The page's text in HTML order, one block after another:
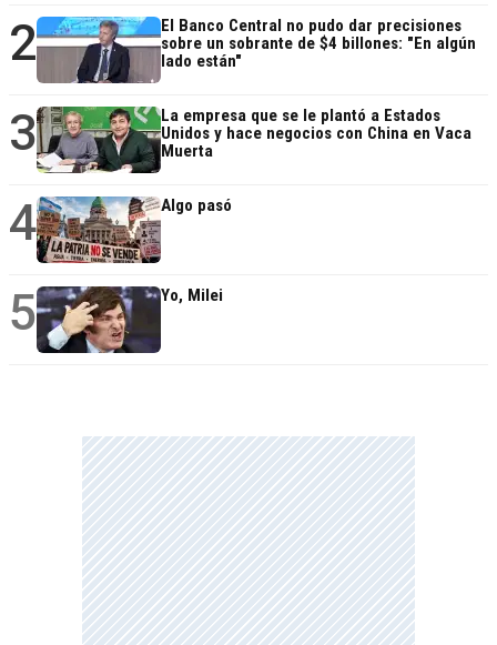
2
El Banco Central no pudo dar precisiones
sobre un sobrante de $4 billones: "En algún
lado están"
3
La empresa que se le plantó a Estados
Unidos y hace negocios con China en Vaca
Muerta
4 Algo pasó
5 Yo, Milei